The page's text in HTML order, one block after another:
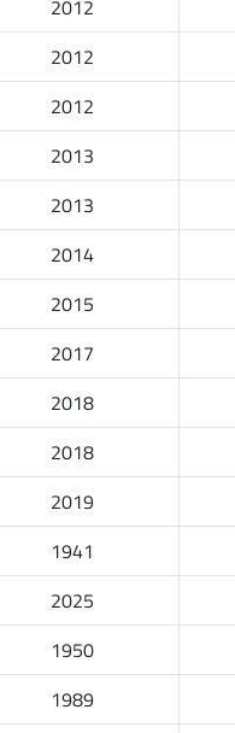
2012
2012
2012
2013
2013
2014
2015
2017
2018
2018
2019
1941
2025
1950
1989